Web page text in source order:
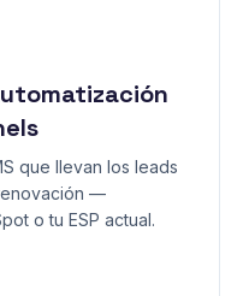
que llevan los leads
—
o tu ESP actual.